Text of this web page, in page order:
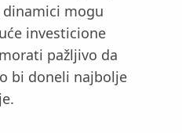
mogu
investicione
pažljivo da
bi doneli najbolje